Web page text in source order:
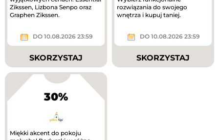
Zikssen, Lizbona Senpo oraz
Graphen Zikssen.
DO 10.08.2026 23:59
SKORZYSTAJ
rozwiązania do swojego
wnętrza i kupuj taniej.
DO 10.08.2026 23:59
SKORZYSTAJ
30%
Miękki akcent do pokoju